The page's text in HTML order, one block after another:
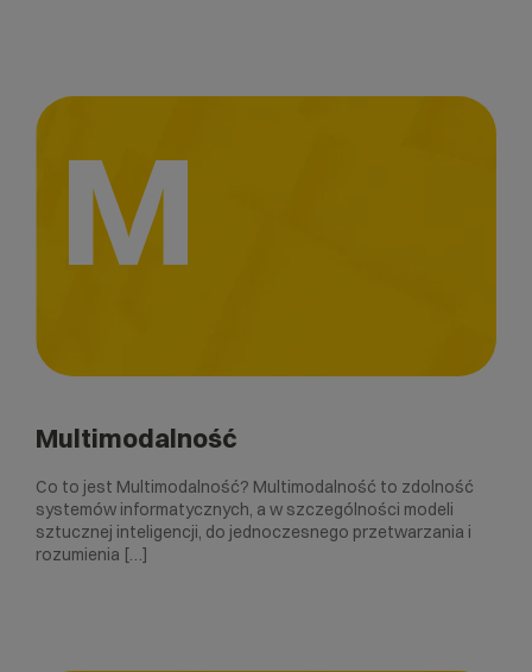
M
Multimodalność
Co to jest Multimodalność? Multimodalność to zdolność
systemów informatycznych, a w szczególności modeli
sztucznej inteligencji, do jednoczesnego przetwarzania i
rozumienia […]